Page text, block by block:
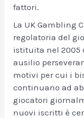
fattori.
La UK Gambling
regolatoria del
istituita nel 2005
ausilio
motivi per cui i
continuano ad
giocatori
nuovi iscritti è